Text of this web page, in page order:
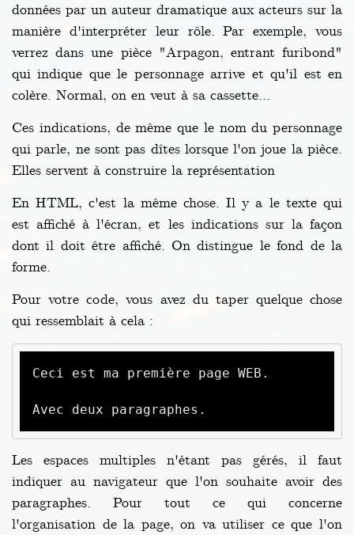
données par un auteur dramatique aux acteurs sur la
manière d'interpréter leur rôle. Par exemple, vous
verrez dans une pièce "Arpagon, entrant furibond"
qui indique que le personnage arrive et qu'il est en
colère. Normal, on en veut à sa cassette...
Ces indications, de même que le nom du personnage
qui parle, ne sont pas dîtes lorsque l'on joue la pièce.
Elles servent à construire la représentation
En HTML, c'est la même chose. Il y a le texte qui
est affiché à l'écran, et les indications sur la façon
dont il doit être affiché. On distingue le fond de la
forme.
Pour votre code, vous avez du taper quelque chose
qui ressemblait à cela :
Ceci est ma première page WEB.
Avec deux paragraphes.
Les espaces multiples n'étant pas gérés, il faut
indiquer au navigateur que l'on souhaite avoir des
paragraphes. Pour tout ce qui concerne
l'organisation de la page, on va utiliser ce que l'on